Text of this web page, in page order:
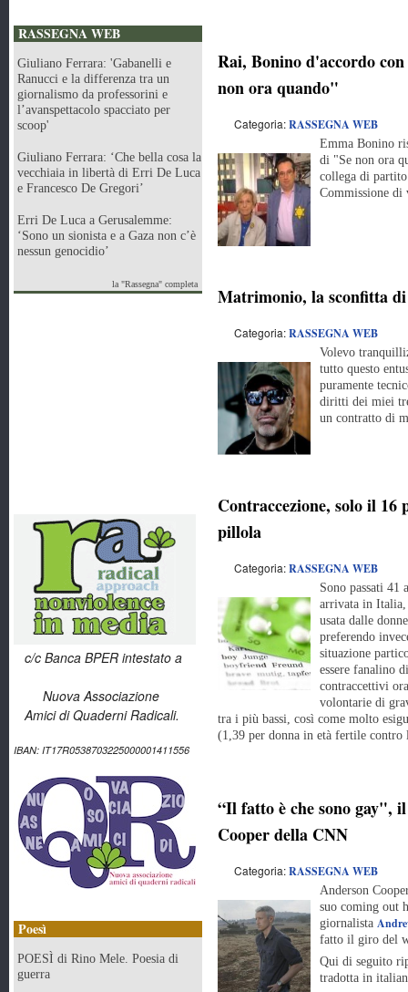
RASSEGNA WEB
Giuliano Ferrara: 'Gabanelli e
Ranucci e la differenza tra un
giornalismo da professorini e
l’avanspettacolo spacciato per
scoop'
Giuliano Ferrara: ‘Che bella cosa la
vecchiaia in libertà di Erri De Luca
e Francesco De Gregori’
Erri De Luca a Gerusalemme:
‘Sono un sionista e a Gaza non c’è
nessun genocidio’
la "Rassegna" completa
c/c Banca BPER intestato a
Nuova Associazione
Amici di Quaderni Radicali.
IBAN: IT17R0538703225000001411556
Poesì
POESÌ di Rino Mele. Poesia di
guerra
Rai, Bonino d'accordo
non ora quando"
Categoria:RASSEGNA WEB
Emma Bonino
di "Se non ora
collega di
Commissione
Matrimonio, la sconfitta di
Categoria:RASSEGNA WEB
Volevo
tutto questo
puramente
diritti dei miei
un contratto di
Contraccezione, solo il 16
pillola
Categoria:RASSEGNA WEB
Sono passati 41
arrivata in Italia,
usata dalle
preferendo
situazione
essere fanalino
contraccettivi
volontarie di
tra i più bassi, così come molto
(1,39 per donna in età fertile contro
“Il fatto è che sono gay",
Cooper della CNN
Categoria:RASSEGNA WEB
Anderson
suo coming out
giornalista
fatto il giro del
Qui di seguito
tradotta in